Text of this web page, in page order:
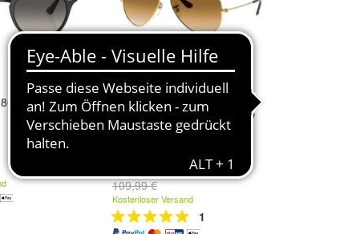
601/11
Ray Ban RB3025 Aviator
Sonnenbrille Metall Gold UV
Schutz
109,99 €
Kostenloser Versand
1